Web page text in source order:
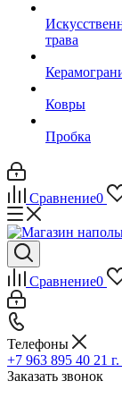
трава
Ковры
Пробка
Сравнение0
Сравнение0
Телефоны
+7 963 895 40 21
Заказать звонок